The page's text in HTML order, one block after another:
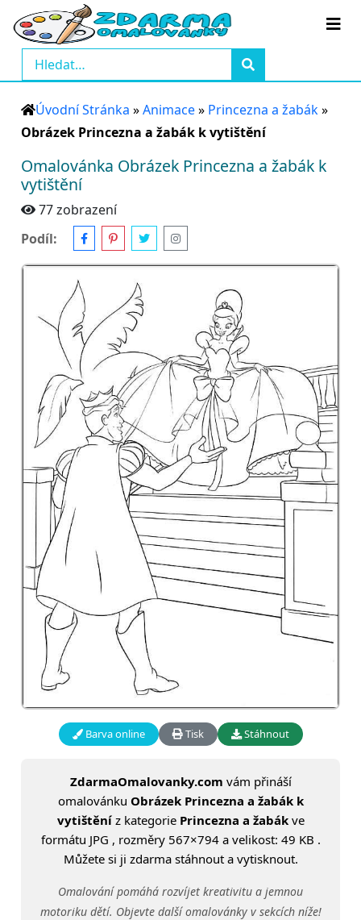
Úvodní Stránka »Animace» Princezna a žabák»
Obrázek Princezna a žabák k vytištění
Omalovánka Obrázek Princezna a žabák k
vytištění
77 zobrazení
Podíl:
Barva online Tisk Stáhnout
ZdarmaOmalovanky.com vám přináší
omalovánku Obrázek Princezna a žabák k
vytištěníz kategorie Princezna a žabákve
formátu JPG , rozměry 567×794 a velikost: 49 KB .
Můžete si ji zdarma stáhnout a vytisknout.
Omalování pomáhá rozvíjet kreativitu a jemnou
motoriku dětí. Objevte další omalovánky v sekcích níže!